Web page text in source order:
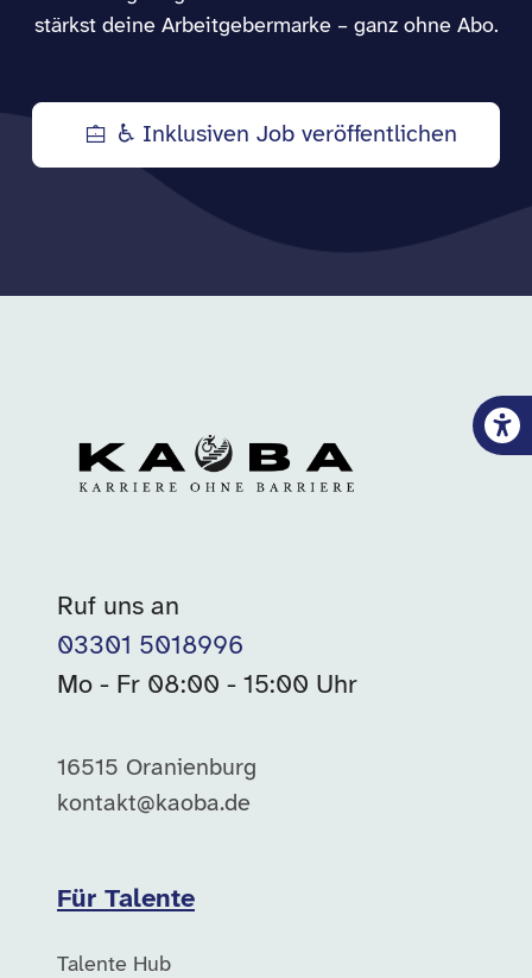
stärkst deine Arbeitgebermarke – ganz ohne Abo.
♿ Inklusiven Job veröffentlichen
Ruf uns an
03301 5018996
Mo - Fr 08:00 - 15:00 Uhr
16515 Oranienburg
kontakt@kaoba.de
Für Talente
Talente Hub